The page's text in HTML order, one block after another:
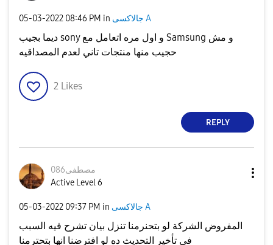
‎05-03-2022 08:46 PM in جالاكسى A
ديما بجيب sony و اول مره اتعامل مع Samsung و مش
حجيب منها منتجات تاني لعدم المصداقيه
2 Likes
REPLY
مصطفى086
Active Level 6
‎05-03-2022 09:37 PM in جالاكسى A
المفروض الشركة لو بتحنرمنا تنزل بيان تشرح فيه السبب
فى تأخير التحديث ده لو افترضنا انها بتحترمنا